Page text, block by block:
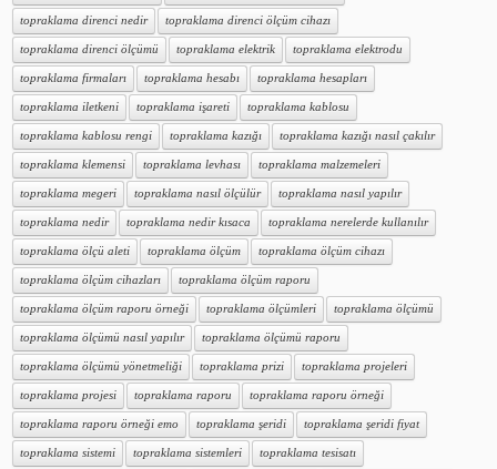
topraklama direnci nedir topraklama direnci ölçüm cihazı
topraklama direnci ölçümü topraklama elektrik topraklama elektrodu
topraklama firmaları topraklama hesabı topraklama hesapları
topraklama iletkeni topraklama işareti topraklama kablosu
topraklama kablosu rengi topraklama kazığı topraklama kazığı nasıl çakılır
topraklama klemensi topraklama levhası topraklama malzemeleri
topraklama megeri topraklama nasıl ölçülür topraklama nasıl yapılır
topraklama nedir topraklama nedir kısaca topraklama nerelerde kullanılır
topraklama ölçü aleti topraklama ölçüm topraklama ölçüm cihazı
topraklama ölçüm cihazları topraklama ölçüm raporu
topraklama ölçüm raporu örneği topraklama ölçümleri topraklama ölçümü
topraklama ölçümü nasıl yapılır topraklama ölçümü raporu
topraklama ölçümü yönetmeliği topraklama prizi topraklama projeleri
topraklama projesi topraklama raporu topraklama raporu örneği
topraklama raporu örneği emo topraklama şeridi topraklama şeridi fiyat
topraklama sistemi topraklama sistemleri topraklama tesisatı